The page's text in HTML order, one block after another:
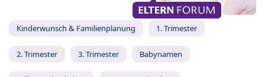
Kinderwunsch & Familienplanung 1. Trimester
2. Trimester 3. Trimester Babynamen